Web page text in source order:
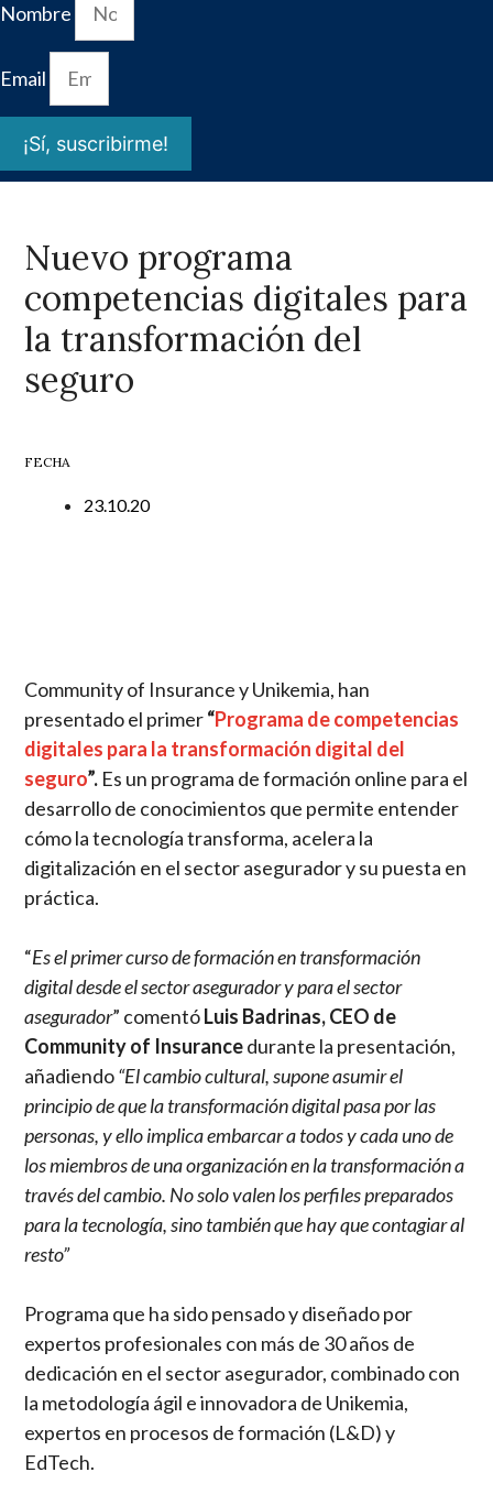
Nombre
Email
¡Sí, suscribirme!
Nuevo programa
competencias digitales para
la transformación del
seguro
FECHA
23.10.20
Community of Insurance y Unikemia, han
presentado el primer“Programa de competencias
digitales para la transformación digital del
seguro”. Es un programa de formación online para el
desarrollo de conocimientos que permite entender
cómo la tecnología transforma, acelera la
digitalización en el sector asegurador y su puesta en
práctica.
“Es el primer curso de formación en transformación
digital desde el sector asegurador y para el sector
asegurador” comentóLuis Badrinas, CEO de
Community of Insurancedurante la presentación,
añadiendo“El cambio cultural, supone asumir el
principio de que la transformación digital pasa por las
personas, y ello implica embarcar a todos y cada uno de
los miembros de una organización en la transformación a
través del cambio. No solo valen los perfiles preparados
para la tecnología, sino también que hay que contagiar al
resto”
Programa que ha sido pensado y diseñado por
expertos profesionales con más de 30 años de
dedicación en el sector asegurador, combinado con
la metodología ágil e innovadora de Unikemia,
expertos en procesos de formación (L&D) y
EdTech.